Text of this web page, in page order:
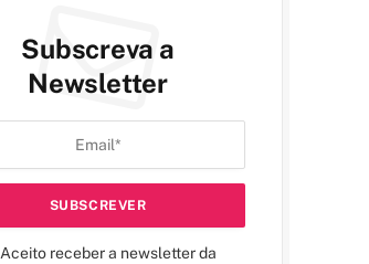
Subscreva a
Newsletter
Aceito receber a newsletter da